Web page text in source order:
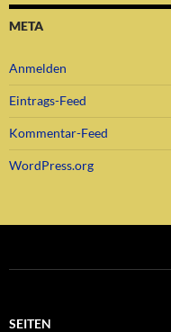
META
Anmelden
Eintrags-Feed
Kommentar-Feed
WordPress.org
SEITEN